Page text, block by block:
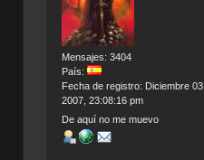
Mensajes: 3404
País:
Fecha de registro: Diciembre 03,
2007, 23:08:16 pm
De aquí no me muevo